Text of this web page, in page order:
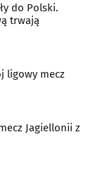
do Polski.
trwają
ligowy mecz
Jagiellonii z